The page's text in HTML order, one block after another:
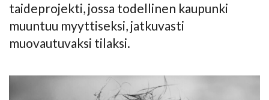
taideprojekti, jossa todellinen kaupunki
muuntuu myyttiseksi, jatkuvasti
muovautuvaksi tilaksi.